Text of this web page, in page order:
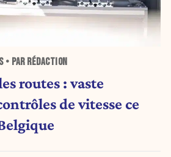
• PAR RÉDACTION
routes : vaste
de vitesse ce